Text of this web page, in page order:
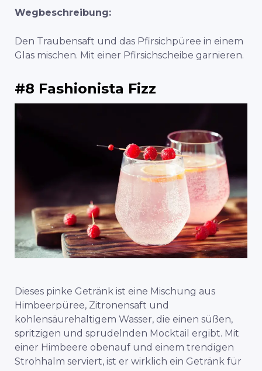
Wegbeschreibung:
Den Traubensaft und das Pfirsichpüree in einem
Glas mischen. Mit einer Pfirsichscheibe garnieren.
#8 Fashionista Fizz
Dieses pinke Getränk ist eine Mischung aus
Himbeerpüree, Zitronensaft und
kohlensäurehaltigem Wasser, die einen süßen,
spritzigen und sprudelnden Mocktail ergibt. Mit
einer Himbeere obenauf und einem trendigen
Strohhalm serviert, ist er wirklich ein Getränk für